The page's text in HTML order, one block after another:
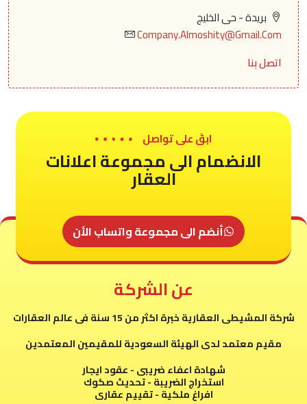
بريدة - حى الخليج
Company.Almoshity@Gmail.Com
اتصل بنا
ابقَ على تواصل
الانضمام الى مجموعة اعلانات
العقار
أنضم الى مجموعة واتساب الأن
عن الشركة
شركة المشيطى العقارية خبرة اكثر من 15 سنة فى عالم العقارات
مقيم معتمد لدى الهيئة السعودية للمقيمين المعتمدين
شهادة اعفاء ضريبى - عقود ايجار
استخراج الضريبة - تحديث صكوك
افراغ ملكية - تقييم عقارى